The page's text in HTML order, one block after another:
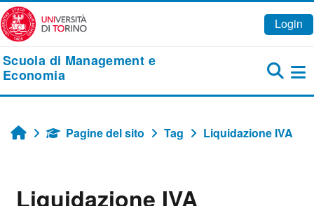
Vai al contenuto principale
Login
Scuola di Management e
Economia
HomePagine del sito Tag Liquidazione IVA
Liquidazione IVA